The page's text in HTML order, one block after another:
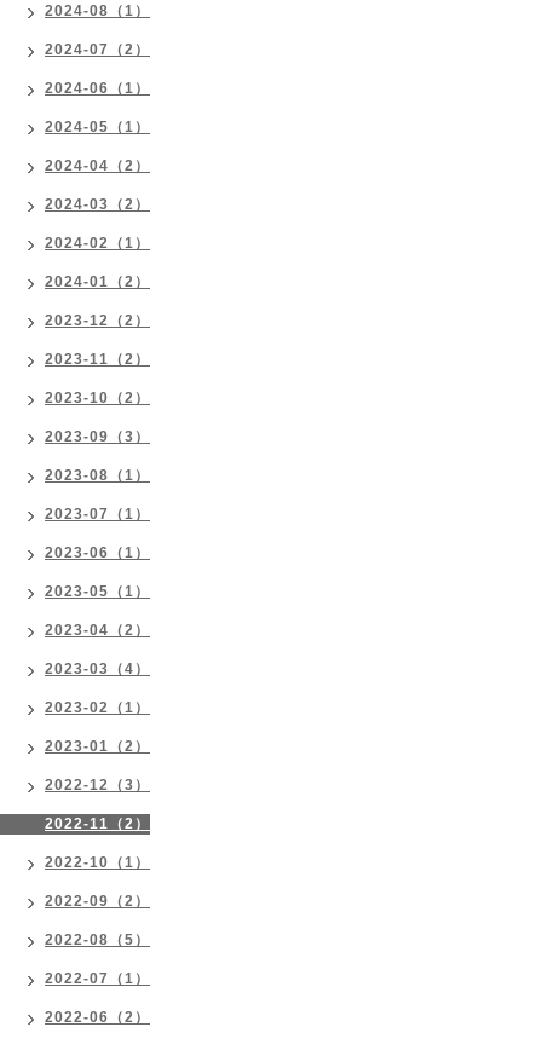
2024-08（1）
2024-07（2）
2024-06（1）
2024-05（1）
2024-04（2）
2024-03（2）
2024-02（1）
2024-01（2）
2023-12（2）
2023-11（2）
2023-10（2）
2023-09（3）
2023-08（1）
2023-07（1）
2023-06（1）
2023-05（1）
2023-04（2）
2023-03（4）
2023-02（1）
2023-01（2）
2022-12（3）
2022-11（2）
2022-10（1）
2022-09（2）
2022-08（5）
2022-07（1）
2022-06（2）